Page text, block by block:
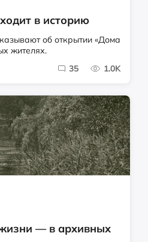
в историю
об открытии «Дома
жителях.
35 1.0K
— в архивных